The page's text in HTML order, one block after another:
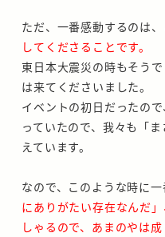
ただ、一番感動するのは
してくださることです。
東日本大震災の時もそう
は来てくださいました。
イベントの初日だったの
っていたので、我々も「
えています。
なので、このような時に一
にありがたい存在なんだ
しゃるので、あまのやは